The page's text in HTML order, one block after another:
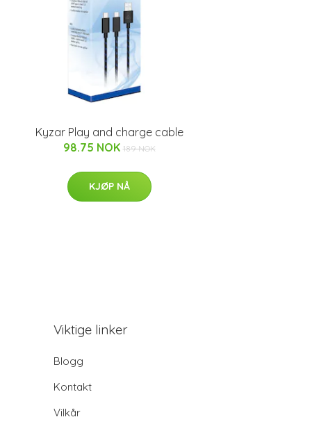
Kyzar Play and charge cable
98.75 NOK 189 NOK
KJØP NÅ
Viktige linker
Blogg
Kontakt
Vilkår